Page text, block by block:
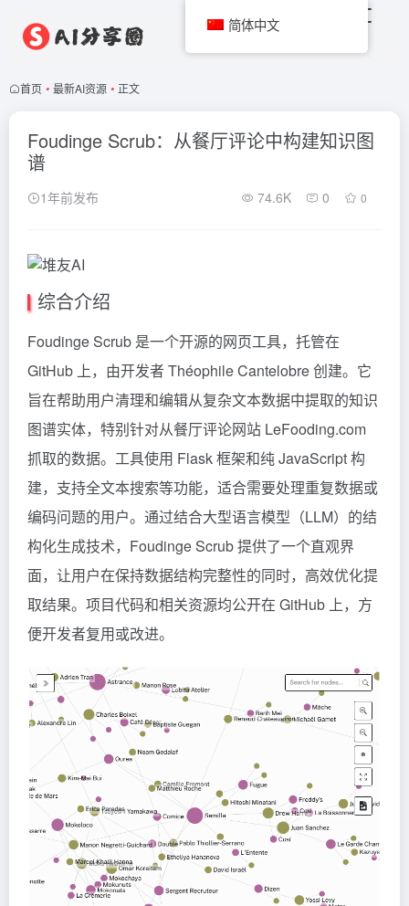
首页 • 最新AI资源 • 正文
Foudinge Scrub：从餐厅评论中构建知识图
谱
1年前发布 74.6K 0 0
综合介绍
Foudinge Scrub 是一个开源的网页工具，托管在
GitHub 上，由开发者 Théophile Cantelobre 创建。它
旨在帮助用户清理和编辑从复杂文本数据中提取的知识
图谱实体，特别针对从餐厅评论网站 LeFooding.com
抓取的数据。工具使用 Flask 框架和纯 JavaScript 构
建，支持全文本搜索等功能，适合需要处理重复数据或
编码问题的用户。通过结合大型语言模型（LLM）的结
构化生成技术，Foudinge Scrub 提供了一个直观界
面，让用户在保持数据结构完整性的同时，高效优化提
取结果。项目代码和相关资源均公开在 GitHub 上，方
便开发者复用或改进。
简体中文